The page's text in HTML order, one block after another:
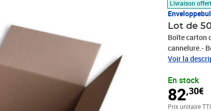
Livraison
Lot de
Boîte carton
cannelure.-
pour vos
le
!*dimensions
Voir la
En stock
82,30€
Prix unitaire